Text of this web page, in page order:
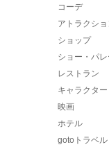
コーデ
アトラクシ
ショップ
ショー・パ
レストラン
キャラクター
映画
ホテル
gotoトラベル